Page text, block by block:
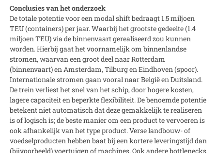
Conclusies van het onderzoek
De totale potentie voor een modal shift bedraagt 1.5 miljoen
TEU (containers) per jaar. Waarbij het grootste gedeelte (1.4
miljoen TEU) via de binnenvaart gerealiseerd zou kunnen
worden. Hierbij gaat het voornamelijk om binnenlandse
stromen, waarvan een groot deel naar Rotterdam
(binnenvaart) en Amsterdam, Tilburg en Eindhoven (spoor).
Internationale stromen gaan vooral naar België en Duitsland.
De trein verliest het snel van het schip, door hogere kosten,
lagere capaciteit en beperkte flexibiliteit. De benoemde potentie
betekent niet automatisch dat deze gemakkelijk te realiseren
is of logisch is; de beste manier om een product te vervoeren is
ook afhankelijk van het type product. Verse landbouw- of
voedselproducten hebben baat bij een kortere leveringstijd dan
(bijvoorbeeld) voertuigen of machines. Ook andere bottlenecks